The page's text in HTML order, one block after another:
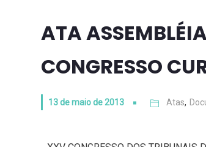
ATA
CONGRESSO
13 de maio de 2013 Atas,